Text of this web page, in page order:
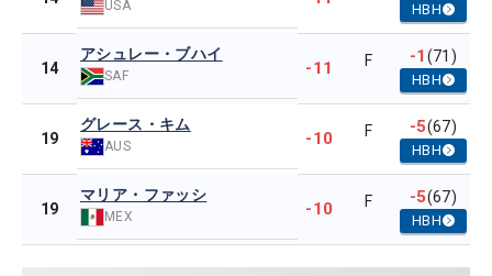
USA HBH
14
アシュレー・ブハイ
SAF -11 F -1(71)
HBH
19
グレース・キム
AUS -10 F -5(67)
HBH
19
マリア・ファッシ
MEX -10 F -5(67)
HBH